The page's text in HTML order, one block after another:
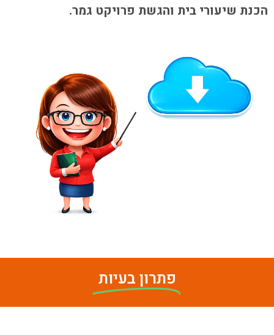
הכנת שיעורי בית והגשת פרויקט גמר.
פתרון בעיות